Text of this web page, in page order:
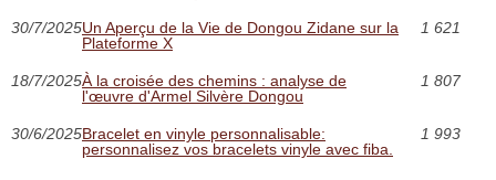
30/7/2025Un Aperçu de la Vie de Dongou Zidane sur la
Plateforme X
1 621
18/7/2025À la croisée des chemins : analyse de
l'œuvre d'Armel Silvère Dongou
1 807
30/6/2025Bracelet en vinyle personnalisable:
personnalisez vos bracelets vinyle avec fiba.
1 993